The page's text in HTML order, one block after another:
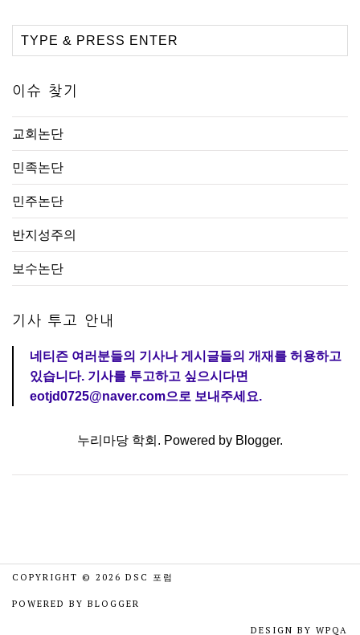
이슈 찾기
교회논단
민족논단
민주논단
반지성주의
보수논단
기사 투고 안내
네티즌 여러분들의 기사나 게시글들의 개재를 허용하고
있습니다. 기사를 투고하고 싶으시다면
eotjd0725@naver.com으로 보내주세요.
누리마당 학회. Powered by Blogger.
COPYRIGHT © 2026 DSC 포럼
POWERED BY BLOGGER
DESIGN BY WPQA